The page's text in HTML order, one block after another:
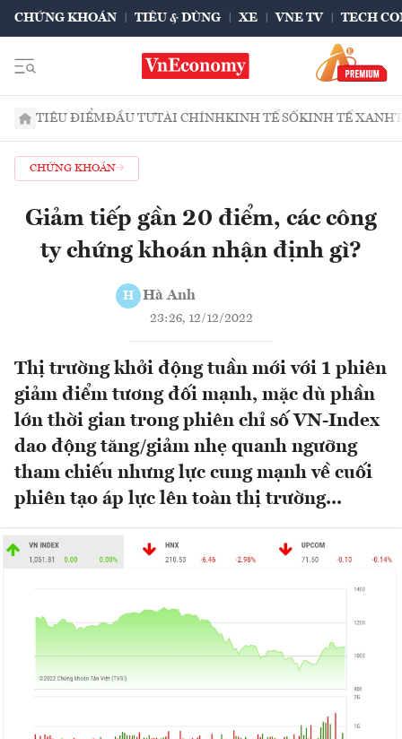
CHỨNG KHOÁN TIÊU & DÙNG XE VNE TV TECH
TIÊU ĐIỂMĐẦU TƯTÀI CHÍNHKINH TẾ SỐKINH TẾ XANH
CHỨNG KHOÁN
Giảm tiếp gần 20 điểm, các công
ty chứng khoán nhận định gì?
H Hà Anh
23:26, 12/12/2022
Thị trường khởi động tuần mới với 1 phiên
giảm điểm tương đối mạnh, mặc dù phần
lớn thời gian trong phiên chỉ số VN-Index
dao động tăng/giảm nhẹ quanh ngưỡng
tham chiếu nhưng lực cung mạnh về cuối
phiên tạo áp lực lên toàn thị trường...